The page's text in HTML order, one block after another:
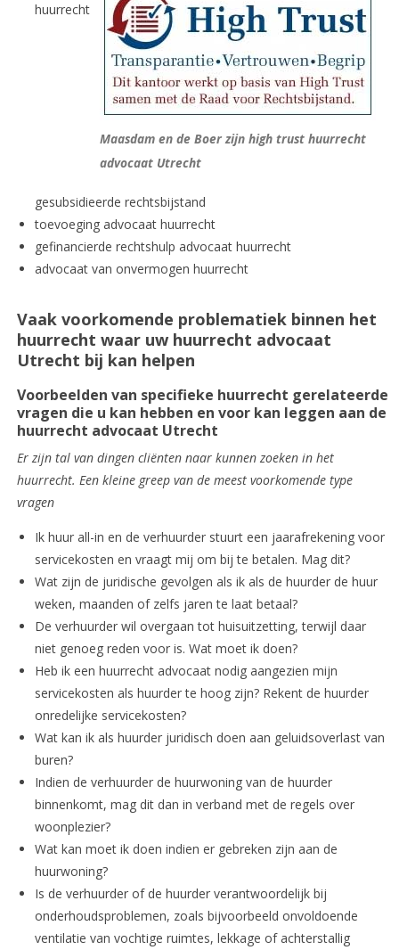
Maasdam en de Boer zijn high trust huurrecht
advocaat Utrecht
huurrecht
gesubsidieerde rechtsbijstand
toevoeging advocaat huurrecht
gefinancierde rechtshulp advocaat huurrecht
advocaat van onvermogen huurrecht
Vaak voorkomende problematiek binnen het
huurrecht waar uw huurrecht advocaat
Utrecht bij kan helpen
Voorbeelden van specifieke huurrecht gerelateerde
vragen die u kan hebben en voor kan leggen aan de
huurrecht advocaat Utrecht
Er zijn tal van dingen cliënten naar kunnen zoeken in het
huurrecht. Een kleine greep van de meest voorkomende type
vragen
Ik huur all-in en de verhuurder stuurt een jaarafrekening voor
servicekosten en vraagt mij om bij te betalen. Mag dit?
Wat zijn de juridische gevolgen als ik als de huurder de huur
weken, maanden of zelfs jaren te laat betaal?
De verhuurder wil overgaan tot huisuitzetting, terwijl daar
niet genoeg reden voor is. Wat moet ik doen?
Heb ik een huurrecht advocaat nodig aangezien mijn
servicekosten als huurder te hoog zijn? Rekent de huurder
onredelijke servicekosten?
Wat kan ik als huurder juridisch doen aan geluidsoverlast van
buren?
Indien de verhuurder de huurwoning van de huurder
binnenkomt, mag dit dan in verband met de regels over
woonplezier?
Wat kan moet ik doen indien er gebreken zijn aan de
huurwoning?
Is de verhuurder of de huurder verantwoordelijk bij
onderhoudsproblemen, zoals bijvoorbeeld onvoldoende
ventilatie van vochtige ruimtes, lekkage of achterstallig